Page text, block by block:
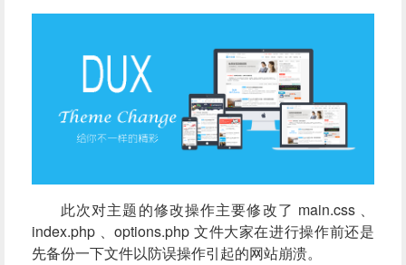
此次对主题的修改操作主要修改了 main.css 、
index.php 、options.php 文件大家在进行操作前还是
先备份一下文件以防误操作引起的网站崩溃。